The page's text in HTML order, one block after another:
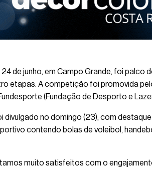
de junho, em Campo Grande, foi palco
etapas. A competição foi promovida
(Fundação de Desporto e
no domingo (23), com
contendo bolas de voleibol,
muito satisfeitos com o